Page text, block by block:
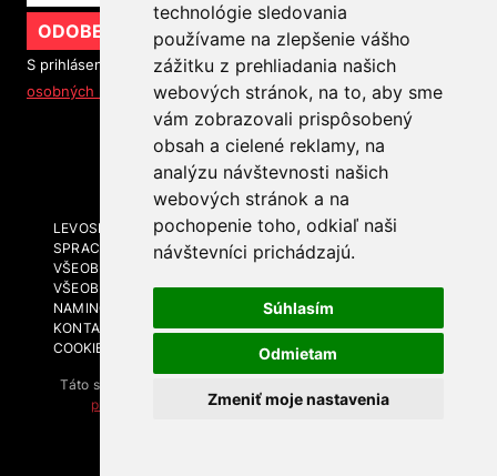
technológie sledovania
používame na zlepšenie vášho
zážitku z prehliadania našich
webových stránok, na to, aby sme
vám zobrazovali prispôsobený
obsah a cielené reklamy, na
analýzu návštevnosti našich
webových stránok a na
pochopenie toho, odkiaľ naši
návštevníci prichádzajú.
Súhlasím
Odmietam
Zmeniť moje nastavenia
ODOBERAŤ
S prihlásením na odber noviniek súhlasíte so spracovaním
osobných údajov
SLEDUJTE NÁS
LEVOSPHERE A MÉDIÁ
SPRACOVANIE OSOBNÝCH ÚDAJOV
VŠEOBECNÉ OBCHODNÉ PODMIENKY
VŠEOBECNÉ OBCHODNÉ PODMIENKY - BRANDING A
NAMING
KONTAKT
COOKIES
Táto stránka je chránená technológiou reCAPTCHA. Platia
pravidlá ochrany súkromia azmluvné podmienky